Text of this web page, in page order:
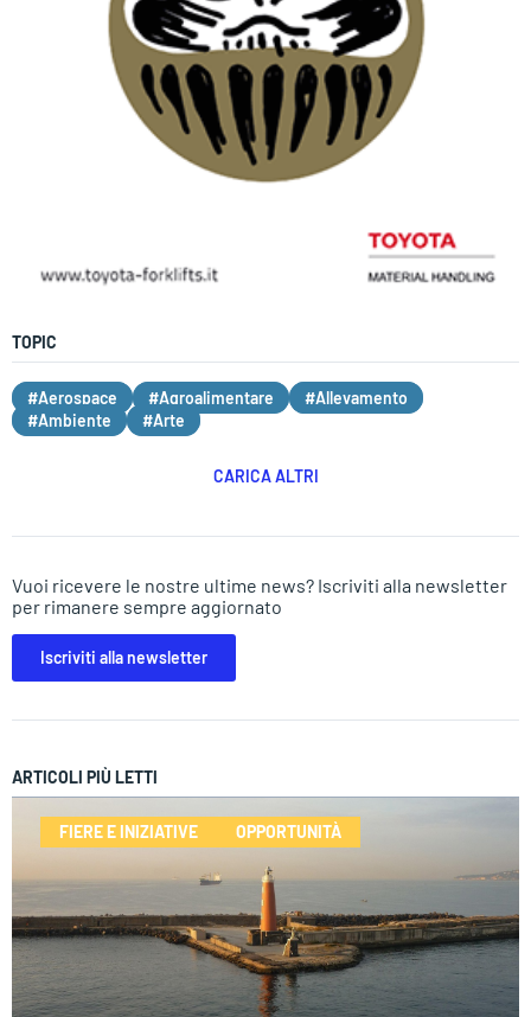
TOPIC
#Aerospace #Agroalimentare
#Allevamento
#Ambiente
#Arte
CARICA ALTRI
Vuoi ricevere le nostre ultime news? Iscriviti alla newsletter
per rimanere sempre aggiornato
Iscriviti alla newsletter
ARTICOLI PIÙ LETTI
FIERE E INIZIATIVE OPPORTUNITÀ